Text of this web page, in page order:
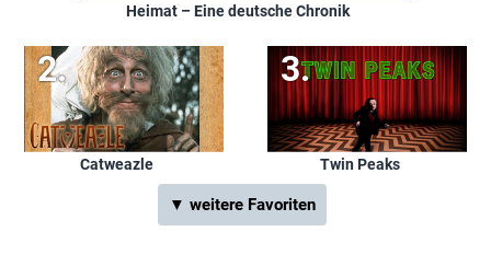
Heimat – Eine deutsche Chronik
Catweazle Twin Peaks
▼ weitere Favoriten